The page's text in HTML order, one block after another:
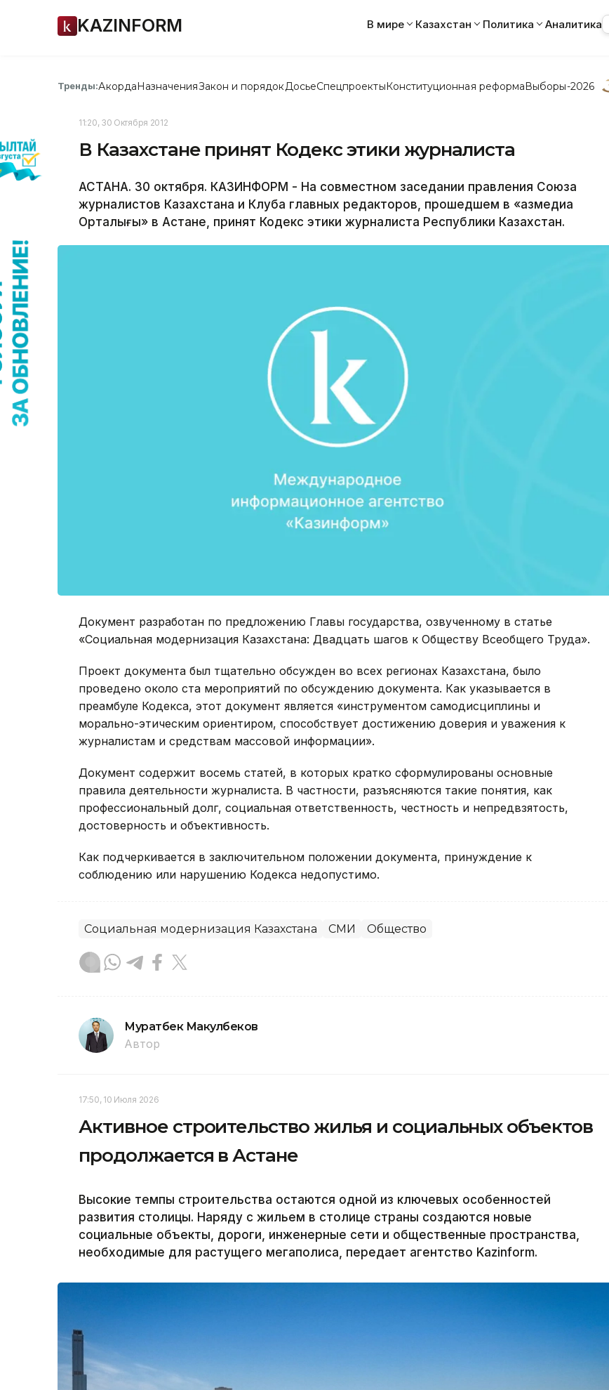
KAZINFORM В мире Казахстан Политика Аналитика
Тренды:АкордаНазначенияЗакон и порядок ДосьеСпецпроектыКонституционная реформаВыборы-2026
11:20, 30 Октября 2012
В Казахстане принят Кодекс этики журналиста
АСТАНА. 30 октября. КАЗИНФОРМ - На совместном заседании правления Союза
журналистов Казахстана и Клуба главных редакторов, прошедшем в «Қазмедиа
Орталығы» в Астане, принят Кодекс этики журналиста Республики Казахстан.
Документ разработан по предложению Главы государства, озвученному в статье
«Социальная модернизация Казахстана: Двадцать шагов к Обществу Всеобщего Труда».
Проект документа был тщательно обсужден во всех регионах Казахстана, было
проведено около ста мероприятий по обсуждению документа. Как указывается в
преамбуле Кодекса, этот документ является «инструментом самодисциплины и
морально-этическим ориентиром, способствует достижению доверия и уважения к
журналистам и средствам массовой информации».
Документ содержит восемь статей, в которых кратко сформулированы основные
правила деятельности журналиста. В частности, разъясняются такие понятия, как
профессиональный долг, социальная ответственность, честность и непредвзятость,
достоверность и объективность.
Как подчеркивается в заключительном положении документа, принуждение к
соблюдению или нарушению Кодекса недопустимо.
Социальная модернизация Казахстана СМИ Общество
Муратбек Макулбеков
Автор
17:50, 10 Июля 2026
Активное строительство жилья и социальных объектов
продолжается в Астане
Высокие темпы строительства остаются одной из ключевых особенностей
развития столицы. Наряду с жильем в столице страны создаются новые
социальные объекты, дороги, инженерные сети и общественные пространства,
необходимые для растущего мегаполиса, передает агентство Kazinform.